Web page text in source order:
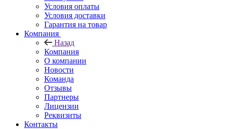
Условия оплаты
Условия доставки
Гарантия на товар
Компания
Назад
Компания
О компании
Новости
Команда
Отзывы
Партнеры
Лицензии
Реквизиты
Контакты